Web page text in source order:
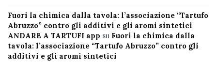
Fuori la chimica dalla tavola: l’associazione “Tartufo
Abruzzo” contro gli additivi e gli aromi sintetici
ANDARE A TARTUFI app su Fuori la chimica dalla
tavola: l’associazione “Tartufo Abruzzo” contro gli
additivi e gli aromi sintetici